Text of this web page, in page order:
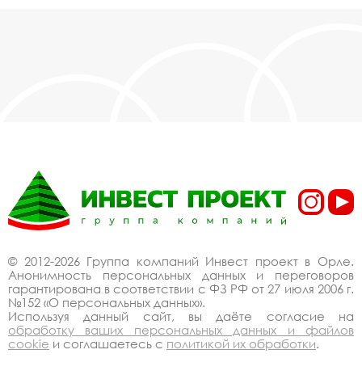
© 2012-2026 Группа компаний Инвест проект в Орле.
Анонимность персональных данных и переговоров
гарантирована в соответствии с ФЗ РФ от 27 июля 2006 г.
№152 «О персональных данных».
Используя данный сайт, вы даёте согласие на
обработку ваших персональных данных и файлов
cookie и соглашаетесь с политикой их обработки.